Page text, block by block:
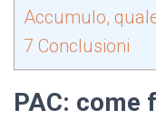
Accumulo,
7 Conclusioni
PAC: come